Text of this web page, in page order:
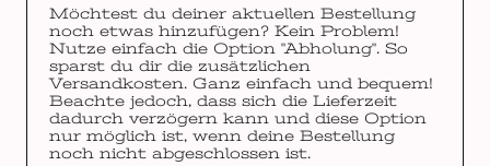
Möchtest du deiner aktuellen Bestellung
noch etwas hinzufügen? Kein Problem!
Nutze einfach die Option "Abholung". So
sparst du dir die zusätzlichen
Versandkosten. Ganz einfach und bequem!
Beachte jedoch, dass sich die Lieferzeit
dadurch verzögern kann und diese Option
nur möglich ist, wenn deine Bestellung
noch nicht abgeschlossen ist.